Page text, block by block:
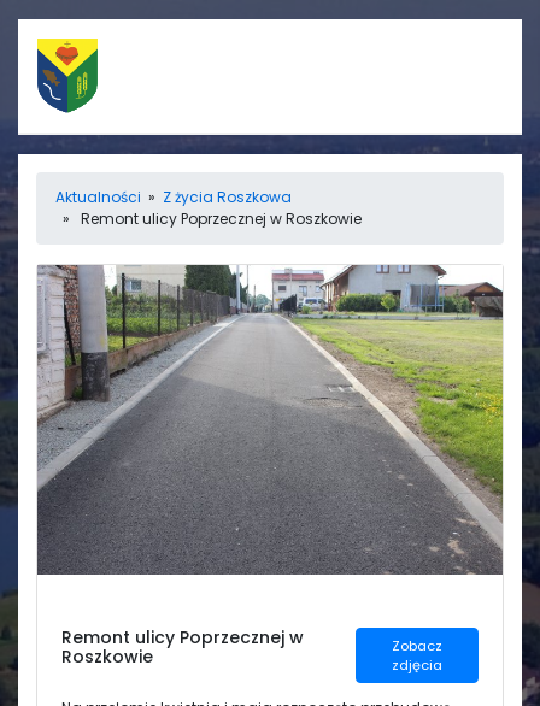
Porządek nabożeństw
Straż Pożarna
Ośrodek zdrowia
Koło gospodyń
wiejskich
Rada sołecka
Informacje
Aktualności
Galerie
Aktualności » Z życia Roszkowa
» Remont ulicy Poprzecznej w Roszkowie
Remont ulicy Poprzecznej w
Roszkowie
Zobacz
zdjęcia